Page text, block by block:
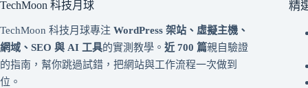
TechMoon 科技月球
TechMoon 科技月球專注 WordPress 架站、虛擬主機、
網域、SEO 與 AI 工具的實測教學。 近 700 篇親自驗證
的指南，幫你跳過試錯，把網站與工作流程一次做到
位。
精